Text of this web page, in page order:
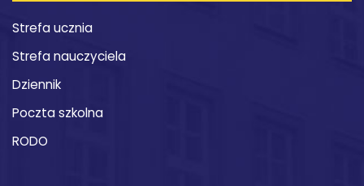
Strefa ucznia
Strefa nauczyciela
Dziennik
Poczta szkolna
RODO